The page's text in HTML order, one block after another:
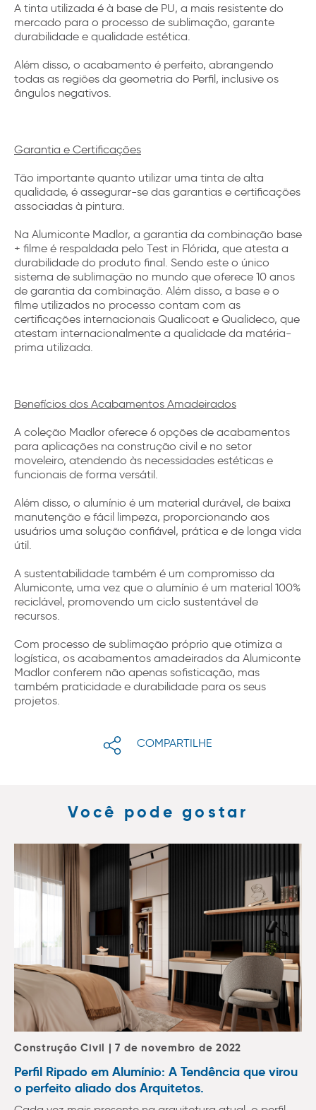
A tinta utilizada é à base de PU, a mais resistente do
mercado para o processo de sublimação, garante
durabilidade e qualidade estética.
Além disso, o acabamento é perfeito, abrangendo
todas as regiões da geometria do Perfil, inclusive os
ângulos negativos.
Garantia e Certificações
Tão importante quanto utilizar uma tinta de alta
qualidade, é assegurar-se das garantias e certificações
associadas à pintura.
Na Alumiconte Madlor, a garantia da combinação base
+ filme é respaldada pelo Test in Flórida, que atesta a
durabilidade do produto final. Sendo este o único
sistema de sublimação no mundo que oferece 10 anos
de garantia da combinação. Além disso, a base e o
filme utilizados no processo contam com as
certificações internacionais Qualicoat e Qualideco, que
atestam internacionalmente a qualidade da matéria-
prima utilizada.
Benefícios dos Acabamentos Amadeirados
A coleção Madlor oferece 6 opções de acabamentos
para aplicações na construção civil e no setor
moveleiro, atendendo às necessidades estéticas e
funcionais de forma versátil.
Além disso, o alumínio é um material durável, de baixa
manutenção e fácil limpeza, proporcionando aos
usuários uma solução confiável, prática e de longa vida
útil.
A sustentabilidade também é um compromisso da
Alumiconte, uma vez que o alumínio é um material 100%
reciclável, promovendo um ciclo sustentável de
recursos.
Com processo de sublimação próprio que otimiza a
logística, os acabamentos amadeirados da Alumiconte
Madlor conferem não apenas sofisticação, mas
também praticidade e durabilidade para os seus
projetos.
COMPARTILHE
Você pode gostar
Construção Civil | 7 de novembro de 2022
Perfil Ripado em Alumínio: A Tendência que virou
o perfeito aliado dos Arquitetos.